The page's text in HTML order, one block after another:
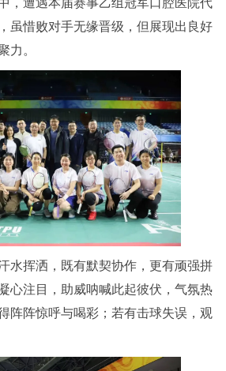
，遭遇本届赛事乙组冠军口腔医院代
虽惜败对手无缘晋级，但展现出良好
力。
水挥洒，既有默契协作，更有顽强拼
心注目，助威呐喊此起彼伏，气氛热
阵阵惊呼与喝彩；若有击球失误，观